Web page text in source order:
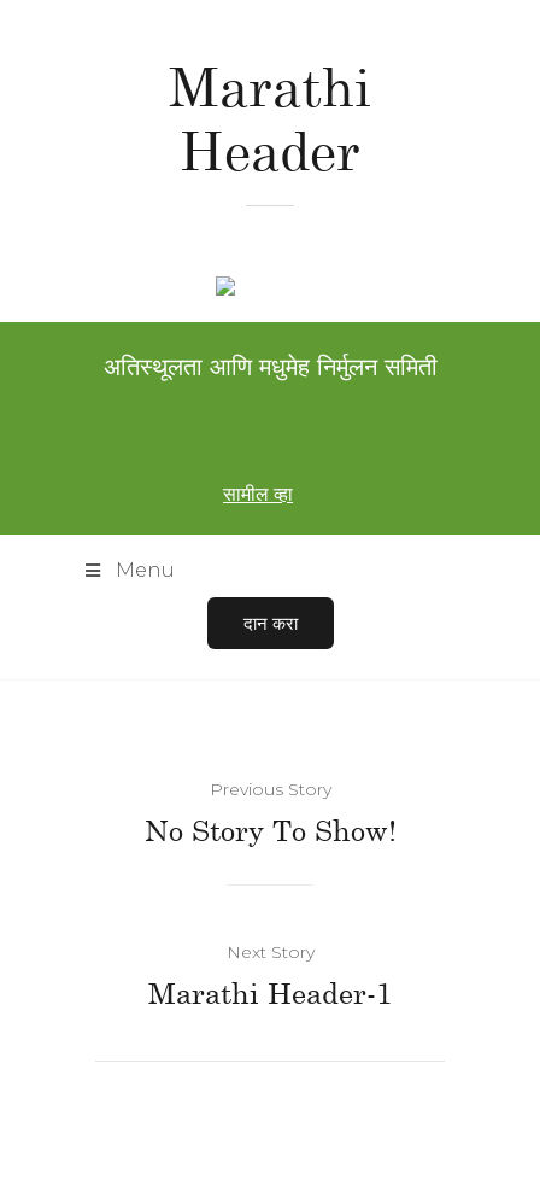
Marathi
Header
अतिस्थूलता आणि मधुमेह निर्मुलन समिती
सामील व्हा
Menu
दान करा
Previous Story
No Story To Show!
Next Story
Marathi Header-1